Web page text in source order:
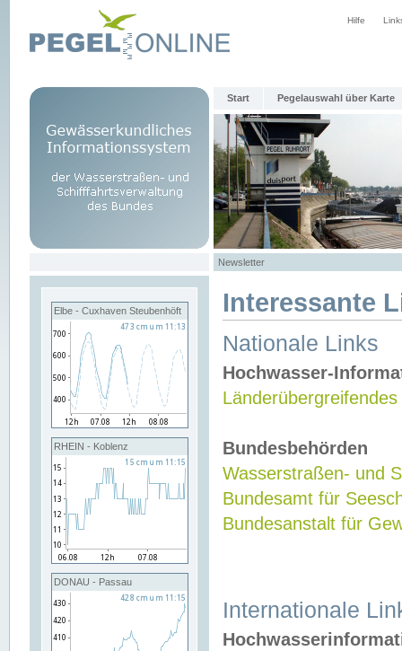
Hilfe
Start Pegelauswahl über Karte
Newsletter
Elbe - Cuxhaven Steubenhöft
RHEIN - Koblenz
DONAU - Passau
Interessante
Nationale Links
Hochwasser-
Bundesbehörden
Wasserstraßen- und
Bundesamt für
Bundesanstalt für
Internationale